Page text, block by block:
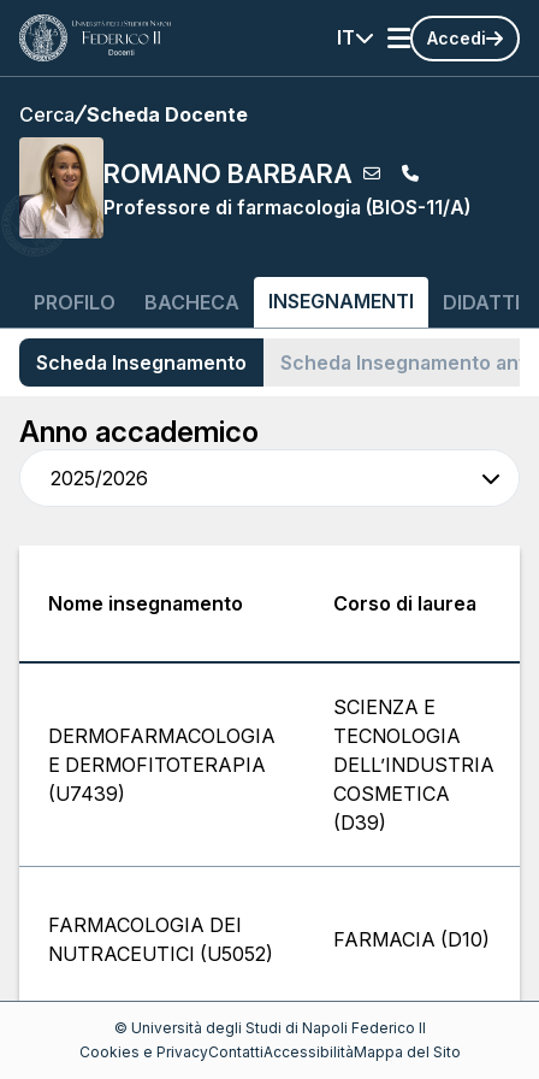
IT Accedi
Cerca Scheda Docente
ROMANO BARBARA
Professore di farmacologia (BIOS-11/A)
PROFILO BACHECA INSEGNAMENTI
Scheda Insegnamento Scheda Insegnamento
Anno accademico
Nome insegnamento Corso di laurea
DERMOFARMACOLOGIA
E DERMOFITOTERAPIA
(U7439)
SCIENZA E
TECNOLOGIA
DELL’INDUSTRIA
COSMETICA
(D39)
FARMACOLOGIA DEI
NUTRACEUTICI (U5052)
FARMACIA (D10)
SCIENZE E
© Università degli Studi di Napoli Federico II
Cookies e PrivacyContattiAccessibilitàMappa del Sito